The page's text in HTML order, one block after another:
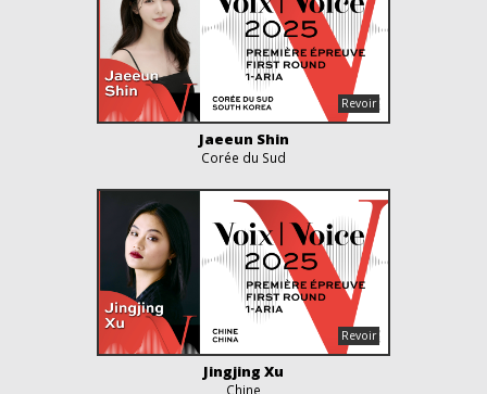
Jaeeun Shin
Corée du Sud
Jingjing Xu
Chine